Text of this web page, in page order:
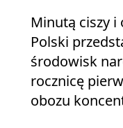
Minutą ciszy
Polski
środowisk
rocznicę
obozu